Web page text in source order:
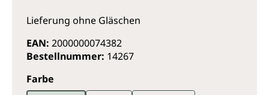
Lieferung ohne Gläschen
EAN: 2000000074382
Bestellnummer: 14267
Farbe